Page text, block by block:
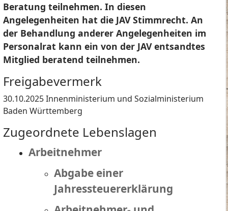
Beratung teilnehmen. In diesen
Angelegenheiten hat die JAV Stimmrecht. An
der Behandlung anderer Angelegenheiten im
Personalrat kann ein von der JAV entsandtes
Mitglied beratend teilnehmen.
Freigabevermerk
30.10.2025 Innenministerium und Sozialministerium
Baden Württemberg
Zugeordnete Lebenslagen
Arbeitnehmer
Abgabe einer
Jahressteuererklärung